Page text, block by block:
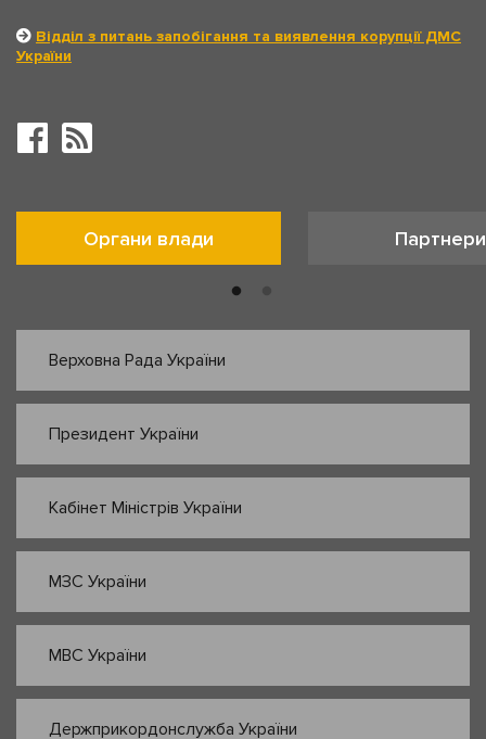
Відділ з питань запобігання та виявлення корупції ДМС
України
Органи влади Партнери
Верховна Рада України
Президент України
Кабінет Міністрів України
МЗС України
МВС України
Держприкордонслужба України